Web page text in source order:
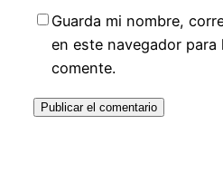
Guarda mi nombre,
en este navegador para
comente.